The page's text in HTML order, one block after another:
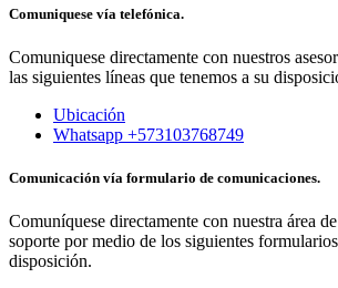
Comuniquese vía telefónica.
Comuniquese directamente con nuestros
las siguientes líneas que tenemos a su
Ubicación
Whatsapp +573103768749
Comunicación vía formulario de comunicaciones.
Comuníquese directamente con nuestra área
soporte por medio de los siguientes
disposición.